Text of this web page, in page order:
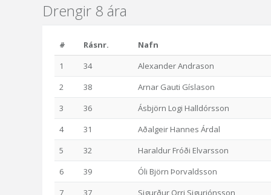
Drengir 8 ára
# Rásnr.
Nafn
1
34
Alexander Andrason
2
38
Arnar Gauti Gíslason
3
36
Ásbjörn Logi Halldórsson
4
31
Aðalgeir Hannes Árdal
5
32
Haraldur Fróði Elvarsson
6
39
Óli Björn Þorvaldsson
7
37
Sigurður Orri Sigurjónsson